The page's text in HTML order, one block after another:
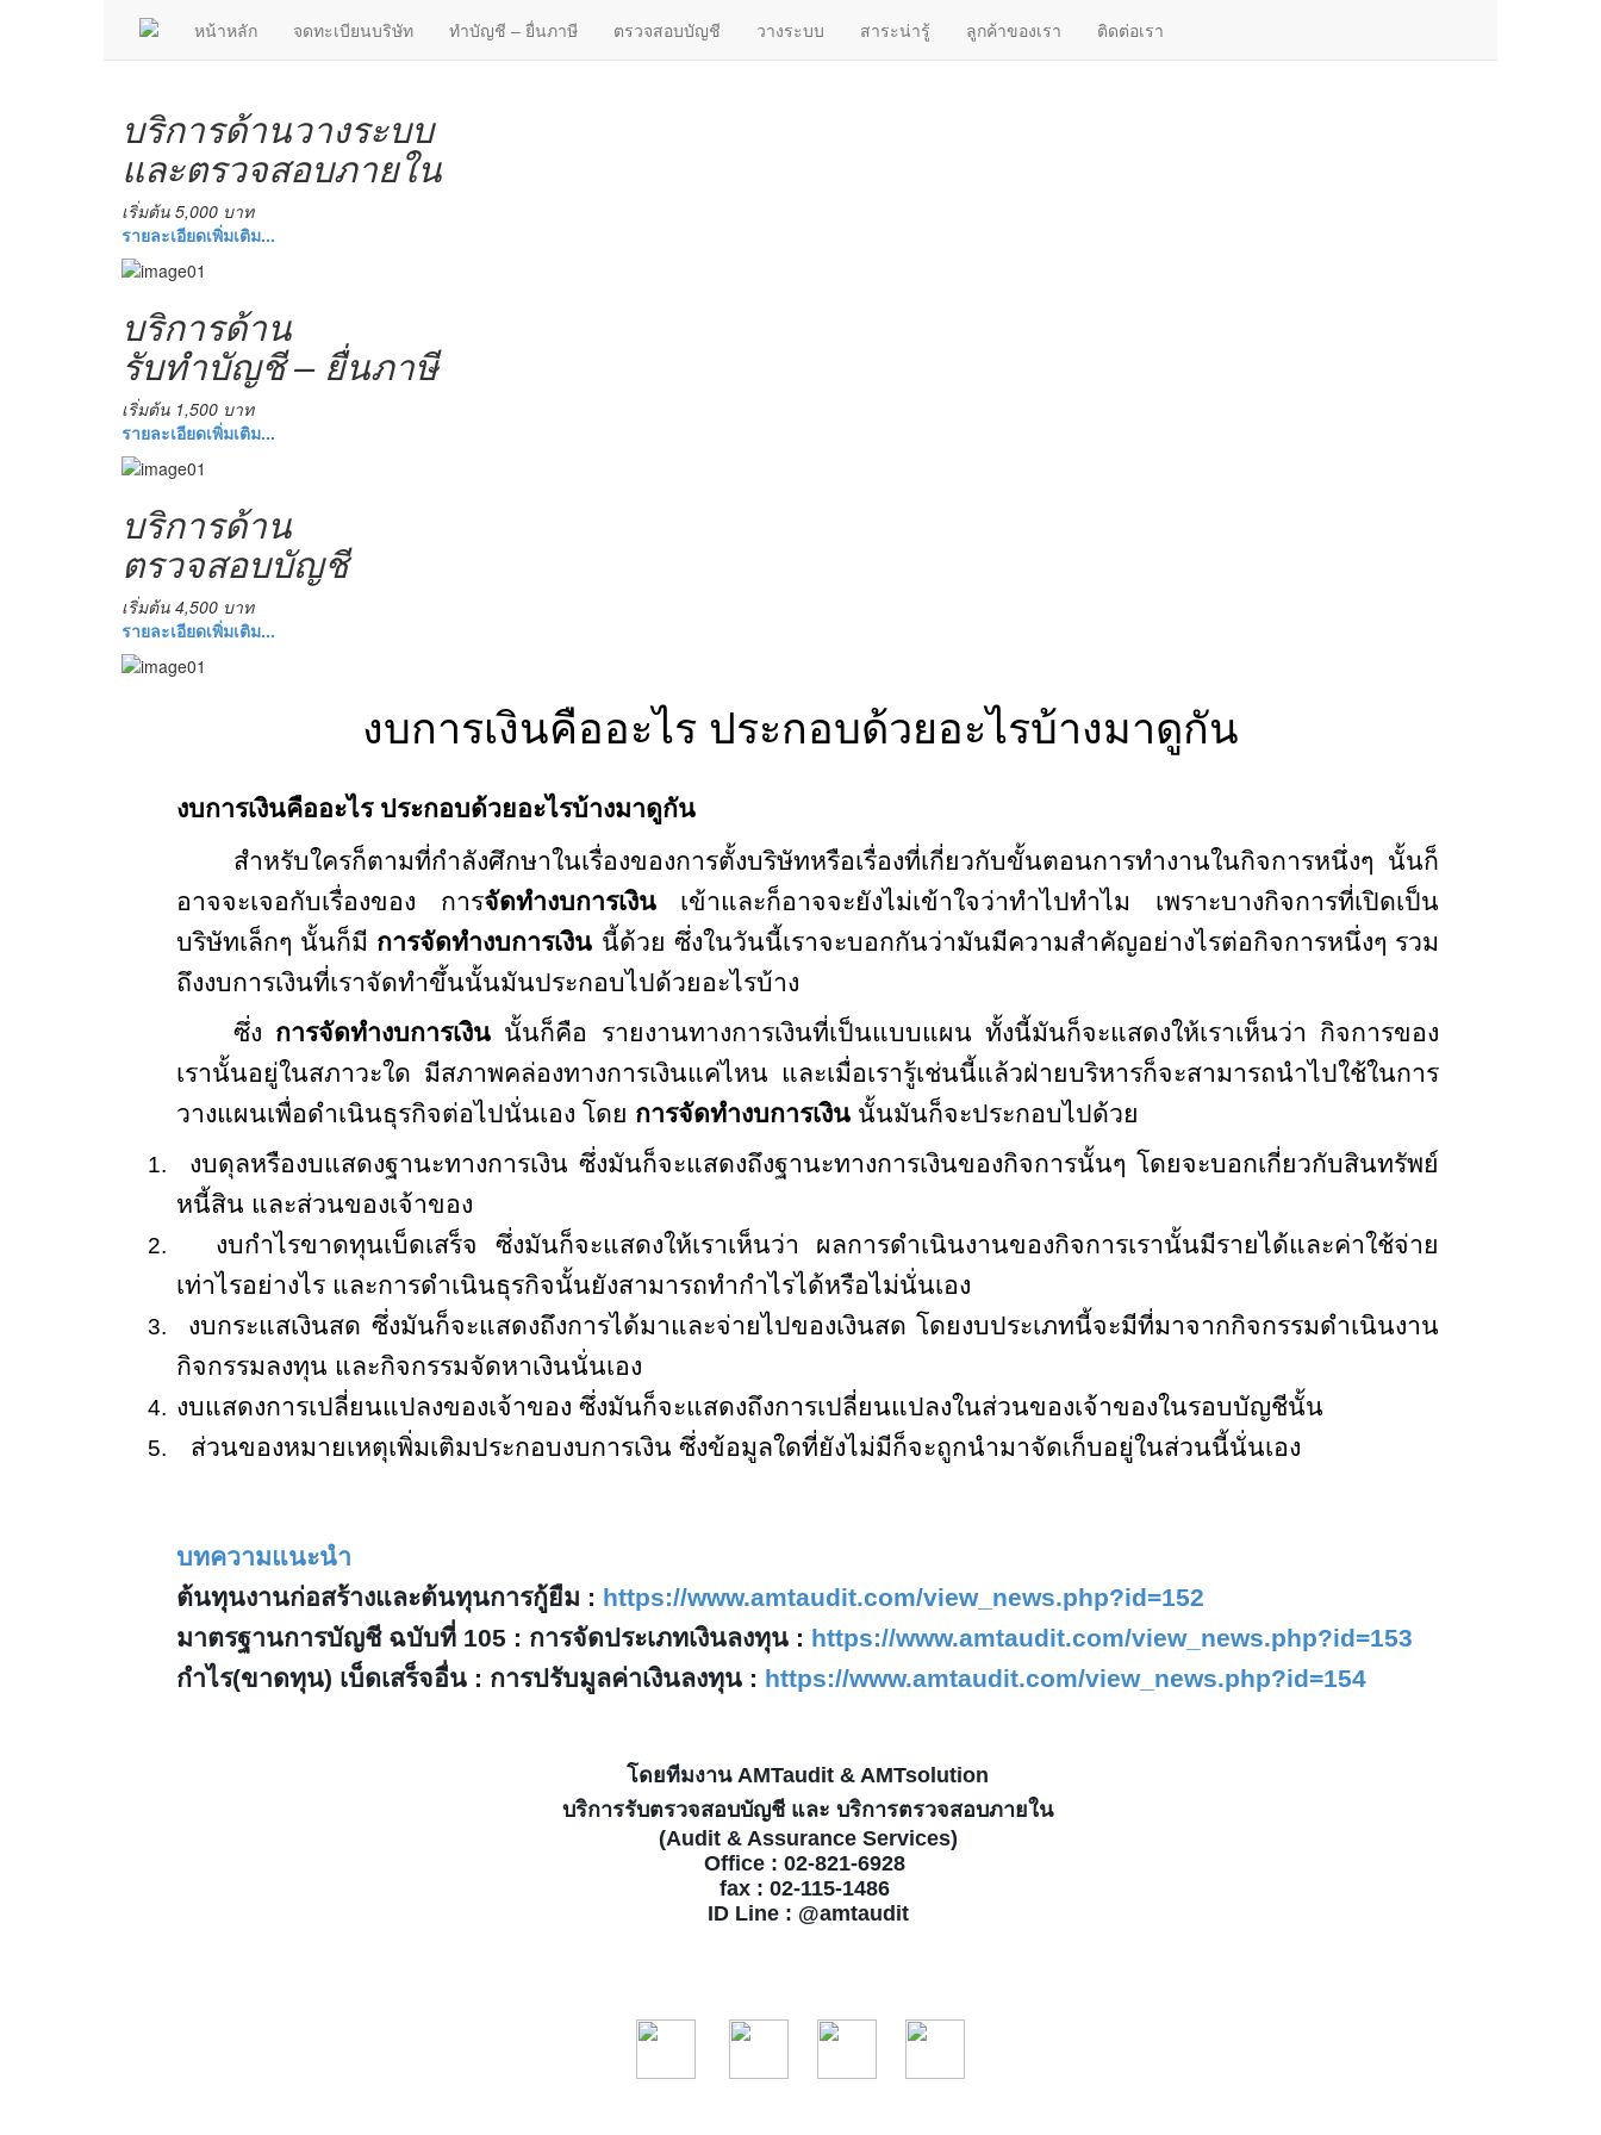
หน้าหลัก จดทะเบียนบริษัท ทำบัญชี – ยื่นภาษี ตรวจสอบบัญชี วางระบบ สาระน่ารู้ ลูกค้าของเรา ติดต่อเรา
บริการด้านวางระบบ
และตรวจสอบภายใน
เริ่มต้น 5,000 บาท
รายละเอียดเพิ่มเติม...
บริการด้าน
รับทำบัญชี – ยื่นภาษี
เริ่มต้น 1,500 บาท
รายละเอียดเพิ่มเติม...
บริการด้าน
ตรวจสอบบัญชี
เริ่มต้น 4,500 บาท
รายละเอียดเพิ่มเติม...
งบการเงินคืออะไร ประกอบด้วยอะไรบ้างมาดูกัน
งบการเงินคืออะไร ประกอบด้วยอะไรบ้างมาดูกัน
สำหรับใครก็ตามที่กำลังศึกษาในเรื่องของการตั้งบริษัทหรือเรื่องที่เกี่ยวกับขั้นตอนการทำงานในกิจการหนึ่งๆ นั้นก็
อาจจะเจอกับเรื่องของ การจัดทำงบการเงิน เข้าและก็อาจจะยังไม่เข้าใจว่าทำไปทำไม เพราะบางกิจการที่เปิดเป็น
บริษัทเล็กๆ นั้นก็มี การจัดทำงบการเงิน นี้ด้วย ซึ่งในวันนี้เราจะบอกกันว่ามันมีความสำคัญอย่างไรต่อกิจการหนึ่งๆ รวม
ถึงงบการเงินที่เราจัดทำขึ้นนั้นมันประกอบไปด้วยอะไรบ้าง
ซึ่ง การจัดทำงบการเงิน นั้นก็คือ รายงานทางการเงินที่เป็นแบบแผน ทั้งนี้มันก็จะแสดงให้เราเห็นว่า กิจการของ
เรานั้นอยู่ในสภาวะใด มีสภาพคล่องทางการเงินแค่ไหน และเมื่อเรารู้เช่นนี้แล้วฝ่ายบริหารก็จะสามารถนำไปใช้ในการ
วางแผนเพื่อดำเนินธุรกิจต่อไปนั่นเอง โดย การจัดทำงบการเงิน นั้นมันก็จะประกอบไปด้วย
1.
งบดุลหรืองบแสดงฐานะทางการเงิน ซึ่งมันก็จะแสดงถึงฐานะทางการเงินของกิจการนั้นๆ โดยจะบอกเกี่ยวกับสินทรัพย์
หนี้สิน และส่วนของเจ้าของ
2.
งบกำไรขาดทุนเบ็ดเสร็จ ซึ่งมันก็จะแสดงให้เราเห็นว่า ผลการดำเนินงานของกิจการเรานั้นมีรายได้และค่าใช้จ่าย
เท่าไรอย่างไร และการดำเนินธุรกิจนั้นยังสามารถทำกำไรได้หรือไม่นั่นเอง
3.
งบกระแสเงินสด ซึ่งมันก็จะแสดงถึงการได้มาและจ่ายไปของเงินสด โดยงบประเภทนี้จะมีที่มาจากกิจกรรมดำเนินงาน
กิจกรรมลงทุน และกิจกรรมจัดหาเงินนั่นเอง
4. งบแสดงการเปลี่ยนแปลงของเจ้าของ ซึ่งมันก็จะแสดงถึงการเปลี่ยนแปลงในส่วนของเจ้าของในรอบบัญชีนั้น
5. ส่วนของหมายเหตุเพิ่มเติมประกอบงบการเงิน ซึ่งข้อมูลใดที่ยังไม่มีก็จะถูกนำมาจัดเก็บอยู่ในส่วนนี้นั่นเอง
บทความแนะนำ
ต้นทุนงานก่อสร้างและต้นทุนการกู้ยืม : https://www.amtaudit.com/view_news.php?id=152
มาตรฐานการบัญชี ฉบับที่ 105 : การจัดประเภทเงินลงทุน : https://www.amtaudit.com/view_news.php?id=153
กำไร(ขาดทุน) เบ็ดเสร็จอื่น : การปรับมูลค่าเงินลงทุน : https://www.amtaudit.com/view_news.php?id=154
โดยทีมงาน AMTaudit & AMTsolution
บริการรับตรวจสอบบัญชี และ บริการตรวจสอบภายใน
(Audit & Assurance Services)
Office : 02-821-6928
fax : 02-115-1486
ID Line : @amtaudit